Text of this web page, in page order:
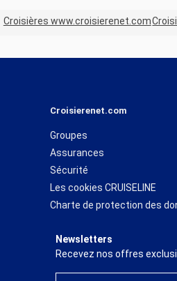
Croisières www.croisierenet.com
Croisierenet.com
Groupes
Assurances
Sécurité
Les cookies CRUISELINE
Charte de protection des
Newsletters
Recevez nos offres